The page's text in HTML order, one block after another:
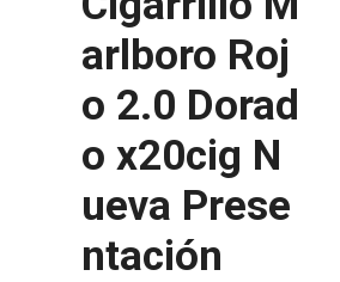
arlboro Roj
o 2.0 Dorad
o x20cig N
ueva Prese
ntación